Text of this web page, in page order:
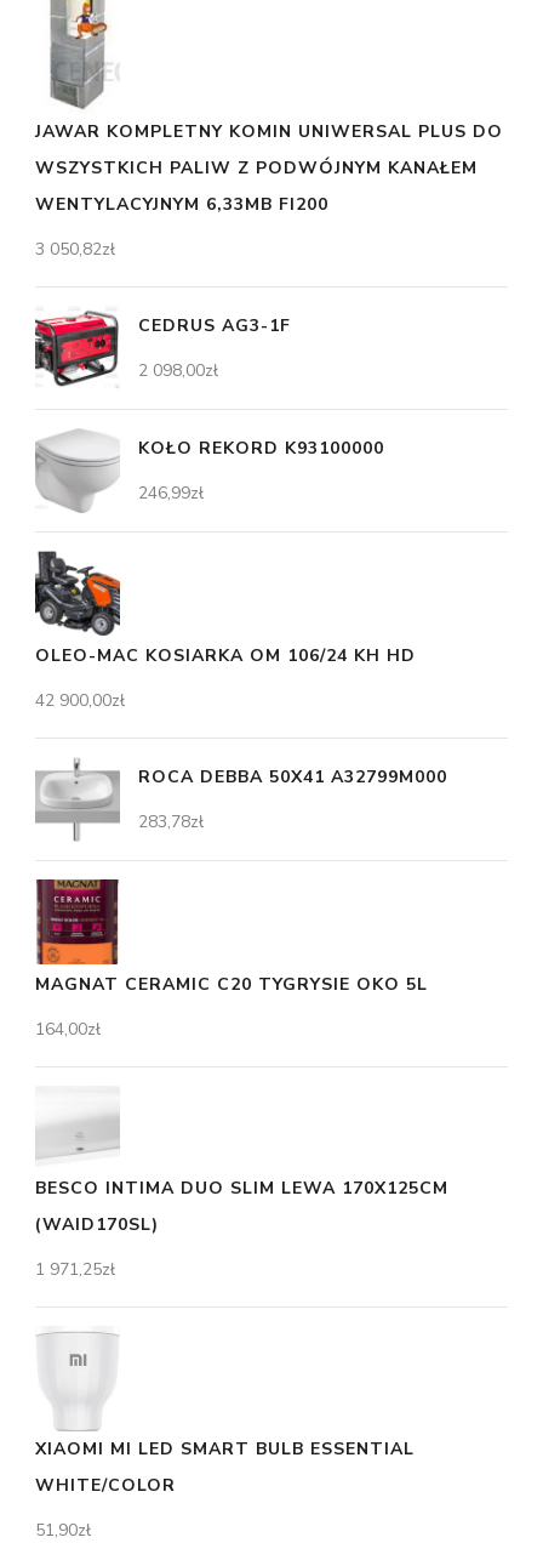
JAWAR KOMPLETNY KOMIN UNIWERSAL PLUS DO
WSZYSTKICH PALIW Z PODWÓJNYM KANAŁEM
WENTYLACYJNYM 6,33MB FI200
3 050,82zł
CEDRUS AG3-1F
2 098,00zł
KOŁO REKORD K93100000
246,99zł
OLEO-MAC KOSIARKA OM 106/24 KH HD
42 900,00zł
ROCA DEBBA 50X41 A32799M000
283,78zł
MAGNAT CERAMIC C20 TYGRYSIE OKO 5L
164,00zł
BESCO INTIMA DUO SLIM LEWA 170X125CM
(WAID170SL)
1 971,25zł
XIAOMI MI LED SMART BULB ESSENTIAL
WHITE/COLOR
51,90zł